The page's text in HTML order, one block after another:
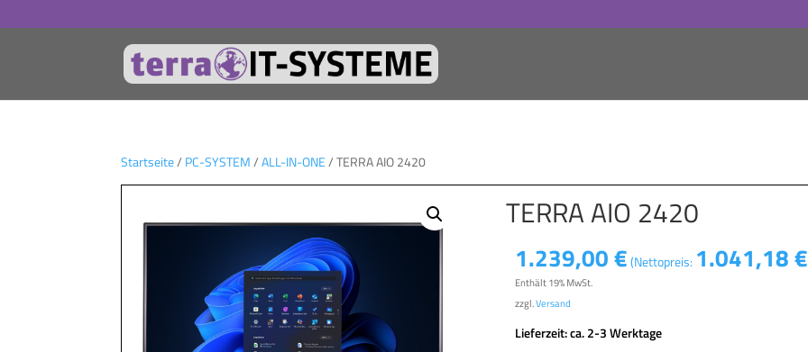
Startseite/ PC-SYSTEM/ALL-IN-ONE/ TERRA AIO 2420
TERRA AIO 2420
1.239,00€(Nettopreis: 1.041,18€
Enthält 19% MwSt.
zzgl.Versand
Lieferzeit: ca. 2-3 Werktage